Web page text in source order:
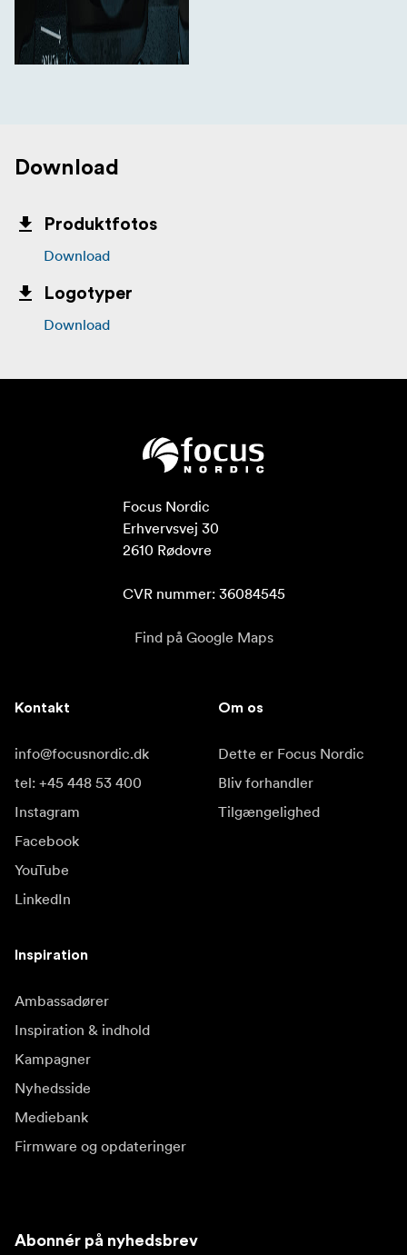
Download
Produktfotos
Download
Logotyper
Download
Focus Nordic
Erhvervsvej 30
2610 Rødovre
CVR nummer: 36084545
Find på Google Maps
Kontakt
info@focusnordic.dk
tel: +45 448 53 400
Instagram
Facebook
YouTube
LinkedIn
Om os
Dette er Focus Nordic
Bliv forhandler
Tilgængelighed
Inspiration
Ambassadører
Inspiration & indhold
Kampagner
Nyhedsside
Mediebank
Firmware og opdateringer
Abonnér på nyhedsbrev